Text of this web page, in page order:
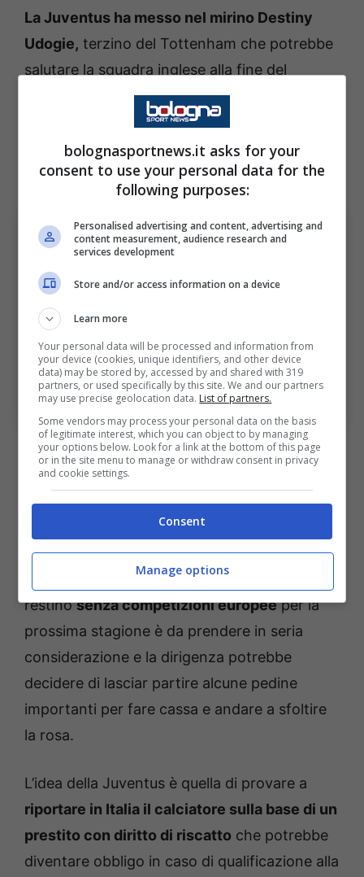
La Juventus ha messo nel mirino Destiny
Udogie, terzino del Tottenham che potrebbe
salutare la squadra inglese alla fine del
campionato in corso. Un affare non semplice
per via delle richieste economiche degli
Spursche valutano il calciatore attorno ai 40
milioni di euro.
Possibile ritorno in Serie A per Udogie (Ansa Foto) –
bolognasportnews.it
Fuori dalla Carabao Cup e dalla FA Cup, la
sensazione è che il Tottenham possa avere
soddisfazioni solamente dal suo percorso in
Champions League, competizione nella quale
però la concorrenza è sempre molto difficile
da superare. Le possibilità che gli Spurs
restinosenza competizioni europeeper la
prossima stagione è da prendere in seria
considerazione e la dirigenza potrebbe
decidere di lasciar partire alcune pedine
importanti per fare cassa e andare a sfoltire
la rosa.
L’idea della Juventus è quella di provare a
riportare in Italia il calciatore sulla base di un
prestito con diritto di riscatto che potrebbe
diventare obbligo in caso di qualificazione alla
bolognasportnews.it asks for your
consent to use your personal data for the
following purposes:
Personalised advertising and content, advertising and
content measurement, audience research and
services development
Store and/or access information on a device
Learn more
Your personal data will be processed and information from
your device (cookies, unique identifiers, and other device
data) may be stored by, accessed by and shared with 319
partners, or used specifically by this site. We and our partners
may use precise geolocation data. List of partners.
Some vendors may process your personal data on the basis
of legitimate interest, which you can object to by managing
your options below. Look for a link at the bottom of this page
or in the site menu to manage or withdraw consent in privacy
and cookie settings.
Consent
Manage options